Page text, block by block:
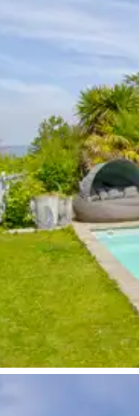
varier selon la